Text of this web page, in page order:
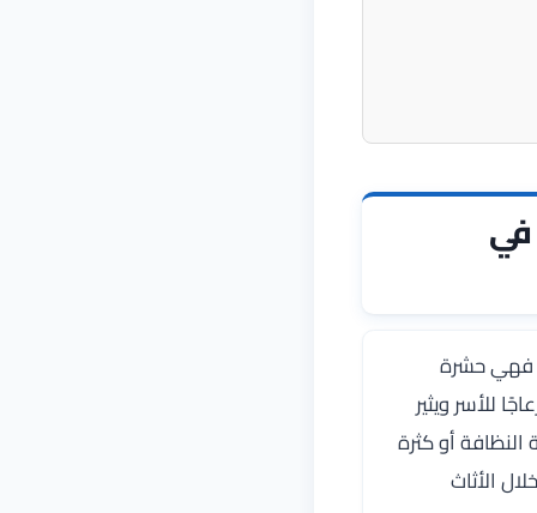
في
فهي حشرة
للأسر ويثير
أو كثرة
الأثاث